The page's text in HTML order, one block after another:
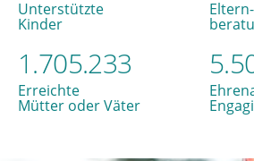
Unterstützte
Kinder
Eltern-
1.705.233
Erreichte
Mütter oder Väter